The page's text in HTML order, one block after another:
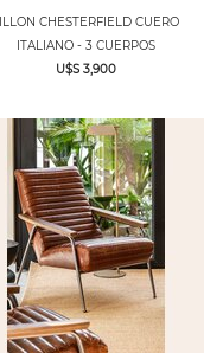
CHESTERFIELD CUERO
ITALIANO - 3 CUERPOS
U$S 3,900